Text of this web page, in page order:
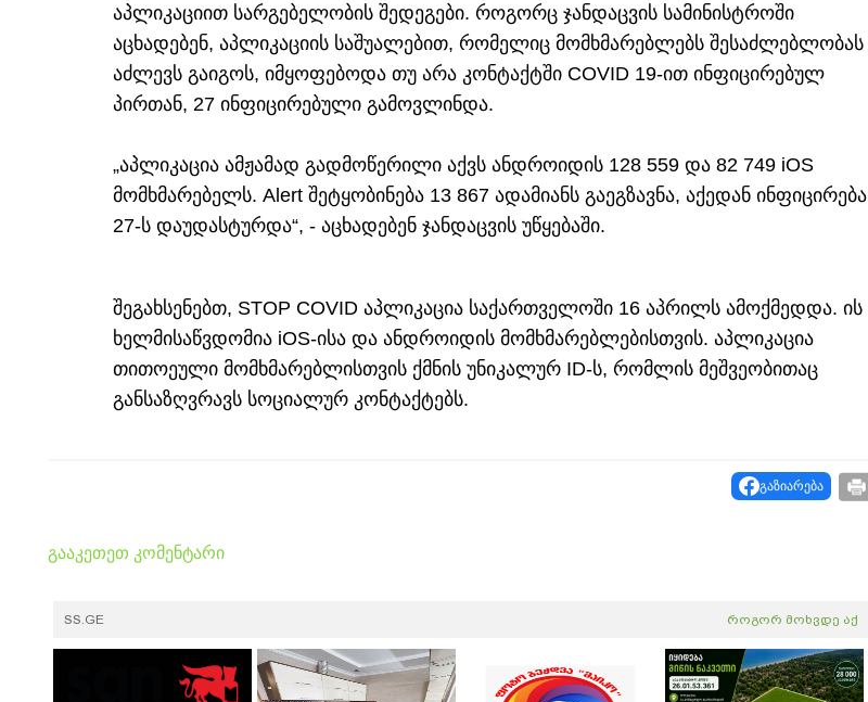
აპლიკაციით სარგებელობის შედეგები. როგორც ჯანდაცვის სამინისტროში
აცხადებენ, აპლიკაციის საშუალებით, რომელიც მომხმარებლებს შესაძლებლობას
აძლევს გაიგოს, იმყოფებოდა თუ არა კონტაქტში COVID 19-ით ინფიცირებულ
პირთან, 27 ინფიცირებული გამოვლინდა.
„აპლიკაცია ამჟამად გადმოწერილი აქვს ანდროიდის 128 559 და 82 749 iOS
მომხმარებელს. Alert შეტყობინება 13 867 ადამიანს გაეგზავნა, აქედან ინფიცირება
27-ს დაუდასტურდა“, - აცხადებენ ჯანდაცვის უწყებაში.
შეგახსენებთ, STOP COVID აპლიკაცია საქართველოში 16 აპრილს ამოქმედდა. ის
ხელმისაწვდომია iOS-ისა და ანდროიდის მომხმარებლებისთვის. აპლიკაცია
თითოეული მომხმარებლისთვის ქმნის უნიკალურ ID-ს, რომლის მეშვეობითაც
განსაზღვრავს სოციალურ კონტაქტებს.
გაზიარება
გააკეთეთ კომენტარი
SS.GE როგორ მოხვდე აქ